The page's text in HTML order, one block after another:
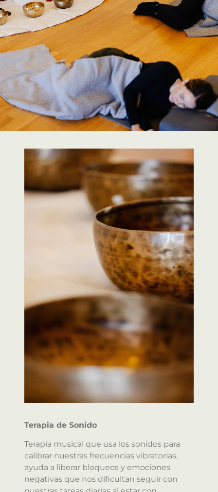
Terapia de Sonido
Terapia musical que usa los sonidos para
calibrar nuestras frecuencias vibratorias,
ayuda a liberar bloqueos y emociones
negativas que nos dificultan seguir con